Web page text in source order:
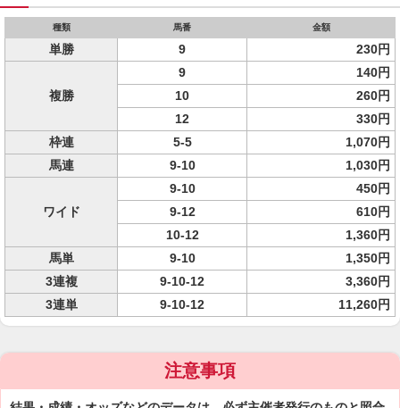
種類 馬番 金額
単勝 9 230円
複勝
9
140円
10
260円
12
330円
枠連
5-5
1,070円
馬連
9-10 1,030円
ワイド
9-10
450円
9-12
610円
10-12
1,360円
馬単
9-10
1,350円
3連複
9-10-12
3,360円
3連単
9-10-12 11,260円
注意事項